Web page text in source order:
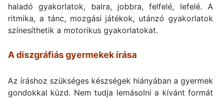
haladó gyakorlatok, balra, jobbra, felfelé, lefelé. A
ritmika, a tánc, mozgási játékok, utánzó gyakorlatok
színesíthetik a motorikus gyakorlatokat.
A diszgráfiás gyermekek írása
Az íráshoz szükséges készségek hiányában a gyermek
gondokkal küzd. Nem tudja lemásolni a kívánt formát